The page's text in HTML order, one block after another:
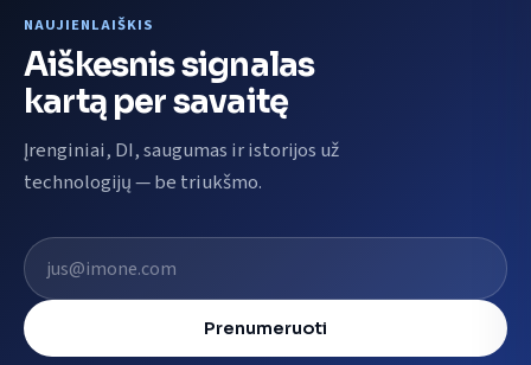
NAUJIENLAIŠKIS
Aiškesnis signalas
kartą per savaitę
Įrenginiai, DI, saugumas ir istorijos už
technologijų — be triukšmo.
El. pašto adresas
Prenumeruoti